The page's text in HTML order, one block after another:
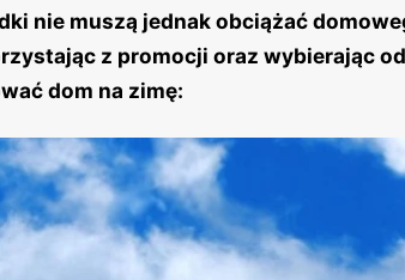
nie muszą jednak obciążać
z promocji oraz wybierając
dom na zimę: